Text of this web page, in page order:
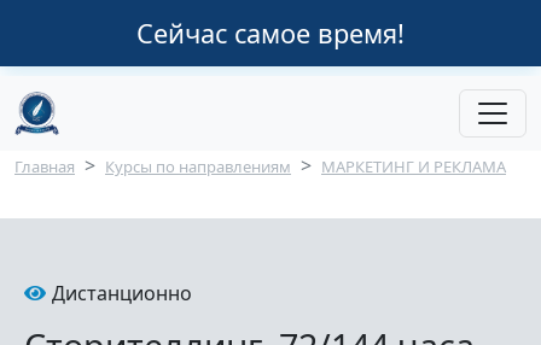
Сейчас самое время!
Строка навигации
Главная Курсы по направлениям МАРКЕТИНГ И РЕКЛАМА
Дистанционно